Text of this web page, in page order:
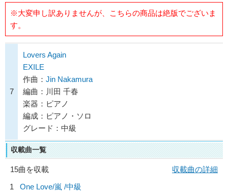
※大変申し訳ありませんが、こちらの商品は絶版でございま
す。
7
Lovers Again
EXILE
作曲： Jin Nakamura
編曲：川田 千春
楽器：ピアノ
編成：ピアノ・ソロ
グレード：中級
収載曲一覧
15曲を収載
収載曲の詳細
1
One Love/嵐 /中級